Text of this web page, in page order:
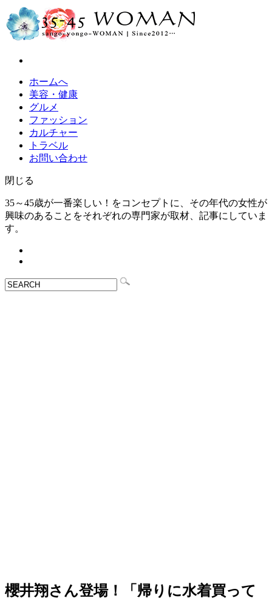
ホームへ
美容・健康
グルメ
ファッション
カルチャー
トラベル
お問い合わせ
閉じる
35～45歳が一番楽しい！をコンセプトに、その年代の女性が
興味のあることをそれぞれの専門家が取材、記事にしていま
す。
櫻井翔さん登場！「帰りに水着買って